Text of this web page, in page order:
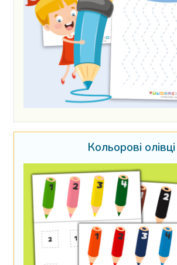
Кольорові олівці